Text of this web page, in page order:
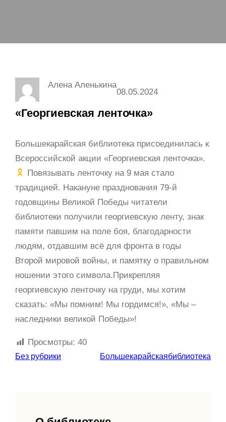
Алена Аленькина
08.05.2024
«Георгиевская ленточка»
Большекарайская библиотека присоединилась к
Всероссийской акции «Георгиевская ленточка».
Повязывать ленточку на 9 мая стало
традицией. Накануне празднования 79-й
годовщины Великой Победы читатели
библиотеки получили георгиевскую ленту, знак
памяти павшим на поле боя, благодарности
людям, отдавшим всё для фронта в годы
Второй мировой войны, и памятку о правильном
ношении этого символа.Прикрепляя
георгиевскую ленточку на груди, мы хотим
сказать: «Мы помним! Мы гордимся!», «Мы –
наследники великой Победы»!
Просмотры: 40
Без рубрики Большекарайскаябиблиотека